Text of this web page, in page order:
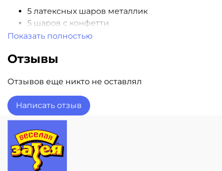
5 латексных шаров металлик
5 шаров с конфетти
1 грузик и пакет для транспортировки
Все шары обработаны Hi-Float
Гарантия полета 3 дня
Доставка шаров в день заказа! Звоните!
Показать полностью
Отзывы
Отзывов еще никто не оставлял
Написать отзыв